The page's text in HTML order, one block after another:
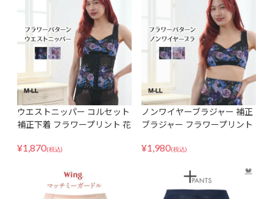
ウエストニッパー コルセット
補正下着 フラワープリント 花
¥1,870(税込)
ノンワイヤーブラジャー 補正
ブラジャー フラワープリント
¥1,980(税込)